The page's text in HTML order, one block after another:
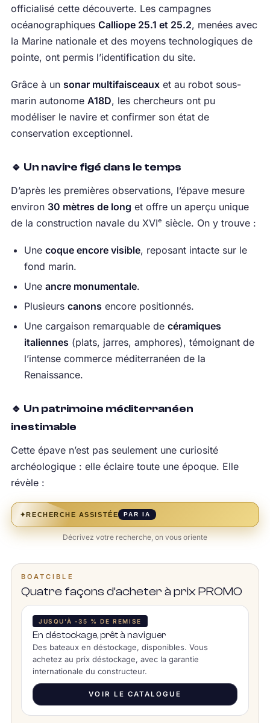
officialisé cette découverte. Les campagnes
océanographiques Calliope 25.1 et 25.2, menées avec
la Marine nationale et des moyens technologiques de
pointe, ont permis l’identification du site.
Grâce à un sonar multifaisceauxet au robot sous-
marin autonome A18D, les chercheurs ont pu
modéliser le navire et confirmer son état de
conservation exceptionnel.
🔹 Un navire figé dans le temps
D’après les premières observations, l’épave mesure
environ 30 mètres de long et offre un aperçu unique
de la construction navale du XVIᵉ siècle. On y trouve :
Une coque encore visible, reposant intacte sur le
fond marin.
Une ancre monumentale.
Plusieurs canons encore positionnés.
Une cargaison remarquable de céramiques
italiennes (plats, jarres, amphores), témoignant de
l’intense commerce méditerranéen de la
Renaissance.
🔹 Un patrimoine méditerranéen
inestimable
Cette épave n’est pas seulement une curiosité
archéologique : elle éclaire toute une époque. Elle
révèle :
✦RECHERCHE ASSISTÉE PAR IA
Décrivez votre recherche, on vous oriente
BOATCIBLE
Quatre façons d’acheter à prix PROMO
JUSQU’À -35 % DE REMISE
En déstockage, prêt à naviguer
Des bateaux en déstockage, disponibles. Vous
achetez au prix déstockage, avec la garantie
internationale du constructeur.
VOIR LE CATALOGUE